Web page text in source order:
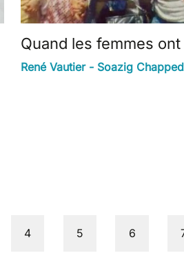
Quand les femmes
René Vautier - Soazig
Pajenn
4 Pajenn
5 Pajenn
6